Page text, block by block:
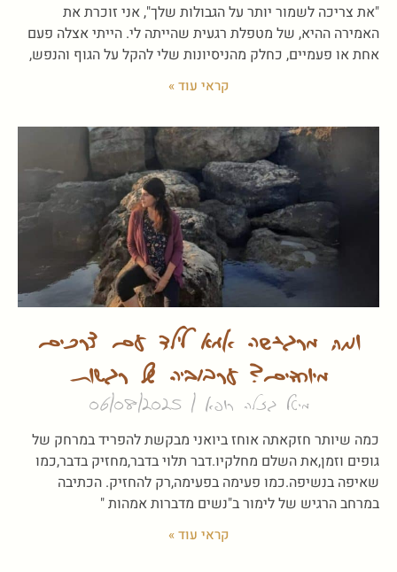
"את צריכה לשמור יותר על הגבולות שלך", אני זוכרת את
האמירה ההיא, של מטפלת רגעית שהייתה לי. הייתי אצלה פעם
אחת או פעמיים, כחלק מהניסיונות שלי להקל על הגוף והנפש,
קראי עוד »
ומה מרגישה אמא לילד עם צרכים
מיוחדים? ערבוביה של רגשות
מיטל גזלה רופא 06/08/2025
כמה שיותר חזקאתה אוחז ביואני מבקשת להפריד במרחק של
גופים וזמן,את השלם מחלקיו.דבר תלוי בדבר,מחזיק בדבר,כמו
שאיפה בנשיפה.כמו פעימה בפעימה,רק להחזיק. הכתיבה
במרחב הרגיש של לימור ב"נשים מדברות אמהות "
קראי עוד »